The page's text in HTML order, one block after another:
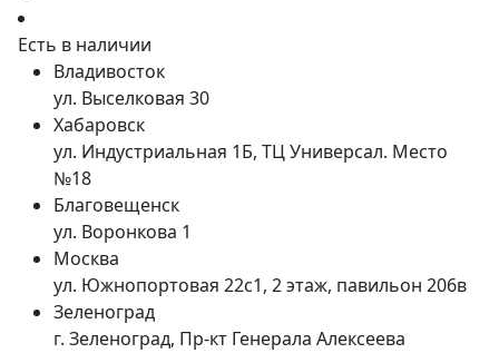
Есть в наличии
Владивосток
ул. Выселковая 30
Хабаровск
ул. Индустриальная 1Б, ТЦ Универсал. Место
№18
Благовещенск
ул. Воронкова 1
Москва
ул. Южнопортовая 22с1, 2 этаж, павильон 206в
Зеленоград
г. Зеленоград, Пр-кт Генерала Алексеева